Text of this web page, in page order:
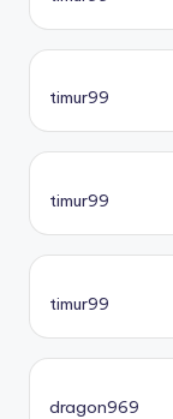
timur99
timur99
timur99
dragon969